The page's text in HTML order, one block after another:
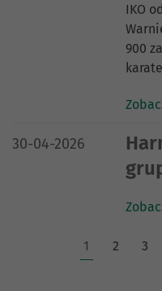
IKO
900
DATA
30-04-2026
1 2 3